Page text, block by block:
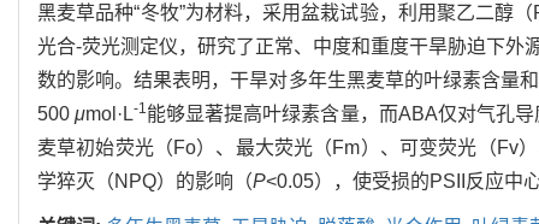
黑麦草品种“冬牧”为材料，采用盆栽试验，利用聚乙二醇
光合-荧光测定仪，研究了正常、中度和重度干旱胁迫下外
数的影响。结果表明，干旱对多年生黑麦草的叶绿素含量
500μmol·L-1 能够显著提高叶绿素含量，而ABA仅对气孔
麦草初始荧光（Fo）、最大荧光（Fm）、可变荧光（Fv
学猝灭（NPQ）的影响（P<0.05），使受损的PSII反应中